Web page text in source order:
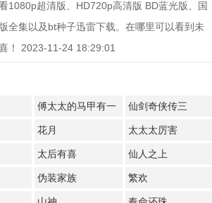
1080p超清版、HD720p高清版 BD蓝光版、国
全集以及bt种子迅雷下载。在哪里可以看到未
！ 2023-11-24 18:29:01
傅太太的马甲有一
点多
仙剑奇侠传三
花月 太太太厉害
太后有喜 仙人之上
伪装家族 繁欢